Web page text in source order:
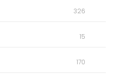
326
15
170